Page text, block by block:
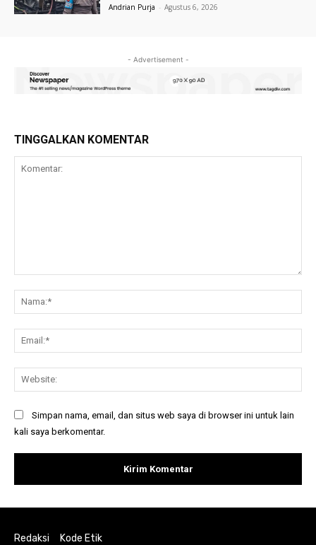
Andrian Purja - Agustus 6, 2026
- Advertisement -
TINGGALKAN KOMENTAR
Simpan nama, email, dan situs web saya di browser ini untuk lain
kali saya berkomentar.
Redaksi Kode Etik